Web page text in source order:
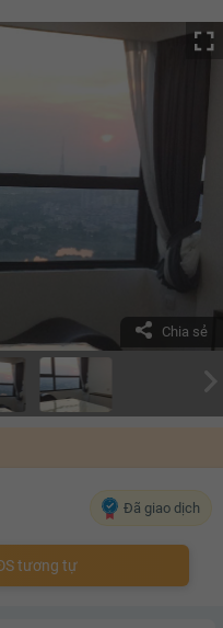
Chia sẻ
Đã giao dịch
tương tự